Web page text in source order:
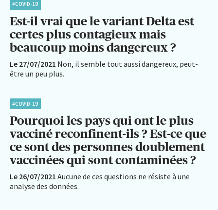
#COVID-19
Est-il vrai que le variant Delta est
certes plus contagieux mais
beaucoup moins dangereux ?
Le 27/07/2021 Non, il semble tout aussi dangereux, peut-
être un peu plus.
#COVID-19
Pourquoi les pays qui ont le plus
vacciné reconfinent-ils ? Est-ce que
ce sont des personnes doublement
vaccinées qui sont contaminées ?
Le 26/07/2021 Aucune de ces questions ne résiste à une
analyse des données.